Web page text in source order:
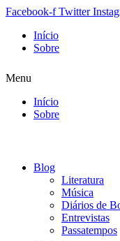
Facebook-f Twitter
Início
Sobre
Menu
Início
Sobre
Blog
Literatura
Música
Diários de
Entrevistas
Passatempos